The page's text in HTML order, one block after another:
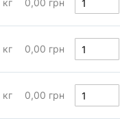
кг 0,00 грн
кг 0,00 грн
кг 0,00 грн